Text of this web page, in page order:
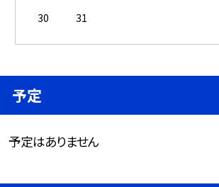
30
31
予定
予定はありません